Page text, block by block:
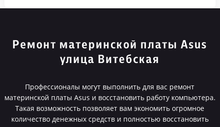
Ремонт материнской платы Asus
улица Витебская
Профессионалы могут выполнить для вас ремонт
материнской платы Asus и восстановить работу компьютера.
Такая возможность позволяет вам экономить огромное
количество денежных средств и полностью восстановить